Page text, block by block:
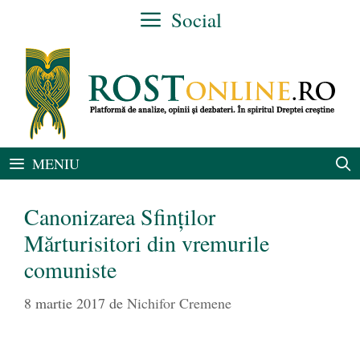
conținut
Social
MENIU
Canonizarea Sfinților
Mărturisitori din vremurile
comuniste
8 martie 2017 de Nichifor Cremene